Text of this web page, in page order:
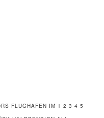
FLUGHAFEN IM 1 2 3 4 5